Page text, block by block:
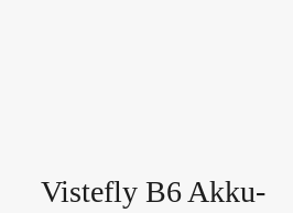
Vistefly B6 Akku-